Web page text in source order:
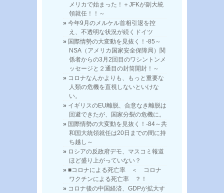
メリカで始まった！＋JFKが副大統
領就任！！～
今年9月のメルケル首相引退を控
え、不透明な状況が続くドイツ
国際情勢の大変動を見抜く！-85～
NSA（アメリカ国家安全保障局）関
係者からの3月2回目のワシントンメ
ッセージと２通目の封筒開封！～
コロナなんかよりも、もっと重要な
人類の危機を直視しないといけな
い。
イギリスのEU離脱、合意なき離脱は
回避できたが、国家分裂の危機に。
国際情勢の大変動を見抜く！-84～共
和国大統領就任は20日までの間に持
ち越し～
ロシアの反政府デモ、マスコミ報道
ほど盛り上がっていない？
■コロナによる死亡率 ＜ コロナ
ワクチンによる死亡率 ？！
コロナ後の中国経済、GDPが拡大す